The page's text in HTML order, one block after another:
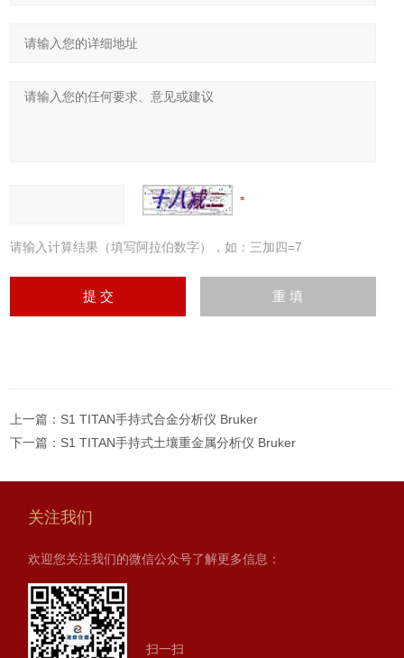
请输入计算结果（填写阿拉伯数字），如：三加四=7
上一篇： S1 TITAN手持式合金分析仪 Bruker
下一篇： S1 TITAN手持式土壤重金属分析仪 Bruker
关注我们
欢迎您关注我们的微信公众号了解更多信息：
扫一扫